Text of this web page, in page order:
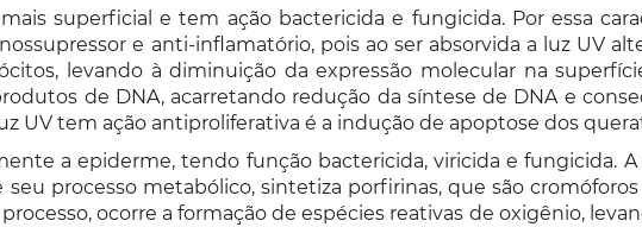
superficial e tem ação bactericida e fungicida. Por essa
e anti-inflamatório, pois ao ser absorvida a luz UV
levando à diminuição da expressão molecular na
de DNA, acarretando redução da síntese de DNA e
UV tem ação antiproliferativa é a indução de apoptose dos
a epiderme, tendo função bactericida, viricida e fungicida.
seu processo metabólico, sintetiza porfirinas, que são
ocorre a formação de espécies reativas de oxigênio,